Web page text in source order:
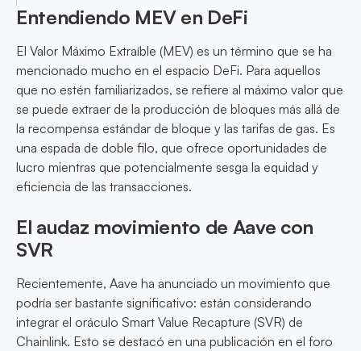
Entendiendo MEV en DeFi
El Valor Máximo Extraíble (MEV) es un término que se ha
mencionado mucho en el espacio DeFi. Para aquellos
que no estén familiarizados, se refiere al máximo valor que
se puede extraer de la producción de bloques más allá de
la recompensa estándar de bloque y las tarifas de gas. Es
una espada de doble filo, que ofrece oportunidades de
lucro mientras que potencialmente sesga la equidad y
eficiencia de las transacciones.
El audaz movimiento de Aave con
SVR
Recientemente, Aave ha anunciado un movimiento que
podría ser bastante significativo: están considerando
integrar el oráculo Smart Value Recapture (SVR) de
Chainlink. Esto se destacó en una publicación en el foro